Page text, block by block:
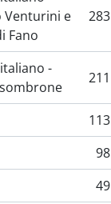
Venturini e
Fano
283
-
211
113
98
49